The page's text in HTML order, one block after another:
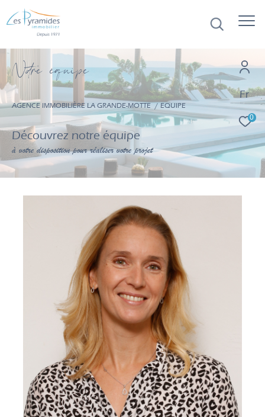
Fr
0
Nore équipe
AGENCE IMMOBILIÈRE LA GRANDE-MOTTE EQUIPE
Découvrez notre équipe
à votre disposition pour réaliser votre projet